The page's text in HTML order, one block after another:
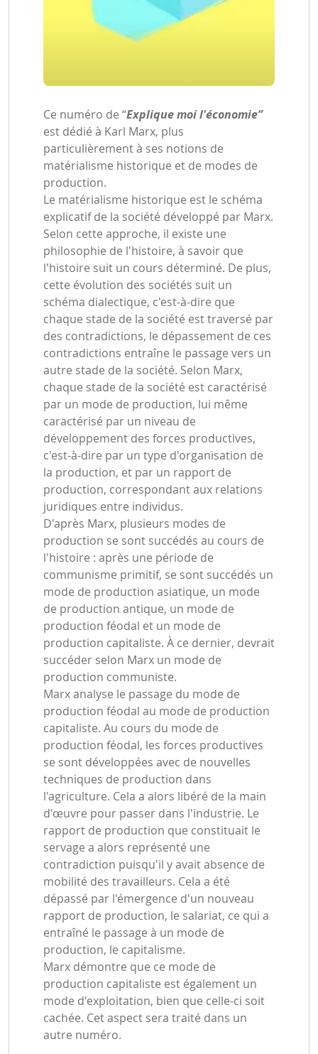
Ce numéro de “Explique moi l'économie”
est dédié à Karl Marx, plus
particulièrement à ses notions de
matérialisme historique et de modes de
production.
Le matérialisme historique est le schéma
explicatif de la société développé par Marx.
Selon cette approche, il existe une
philosophie de l'histoire, à savoir que
l'histoire suit un cours déterminé. De plus,
cette évolution des sociétés suit un
schéma dialectique, c'est-à-dire que
chaque stade de la société est traversé par
des contradictions, le dépassement de ces
contradictions entraîne le passage vers un
autre stade de la société. Selon Marx,
chaque stade de la société est caractérisé
par un mode de production, lui même
caractérisé par un niveau de
développement des forces productives,
c'est-à-dire par un type d'organisation de
la production, et par un rapport de
production, correspondant aux relations
juridiques entre individus.
D'après Marx, plusieurs modes de
production se sont succédés au cours de
l'histoire : après une période de
communisme primitif, se sont succédés un
mode de production asiatique, un mode
de production antique, un mode de
production féodal et un mode de
production capitaliste. À ce dernier, devrait
succéder selon Marx un mode de
production communiste.
Marx analyse le passage du mode de
production féodal au mode de production
capitaliste. Au cours du mode de
production féodal, les forces productives
se sont développées avec de nouvelles
techniques de production dans
l'agriculture. Cela a alors libéré de la main
d'œuvre pour passer dans l'industrie. Le
rapport de production que constituait le
servage a alors représenté une
contradiction puisqu'il y avait absence de
mobilité des travailleurs. Cela a été
dépassé par l'émergence d'un nouveau
rapport de production, le salariat, ce qui a
entraîné le passage à un mode de
production, le capitalisme.
Marx démontre que ce mode de
production capitaliste est également un
mode d'exploitation, bien que celle-ci soit
cachée. Cet aspect sera traité dans un
autre numéro.